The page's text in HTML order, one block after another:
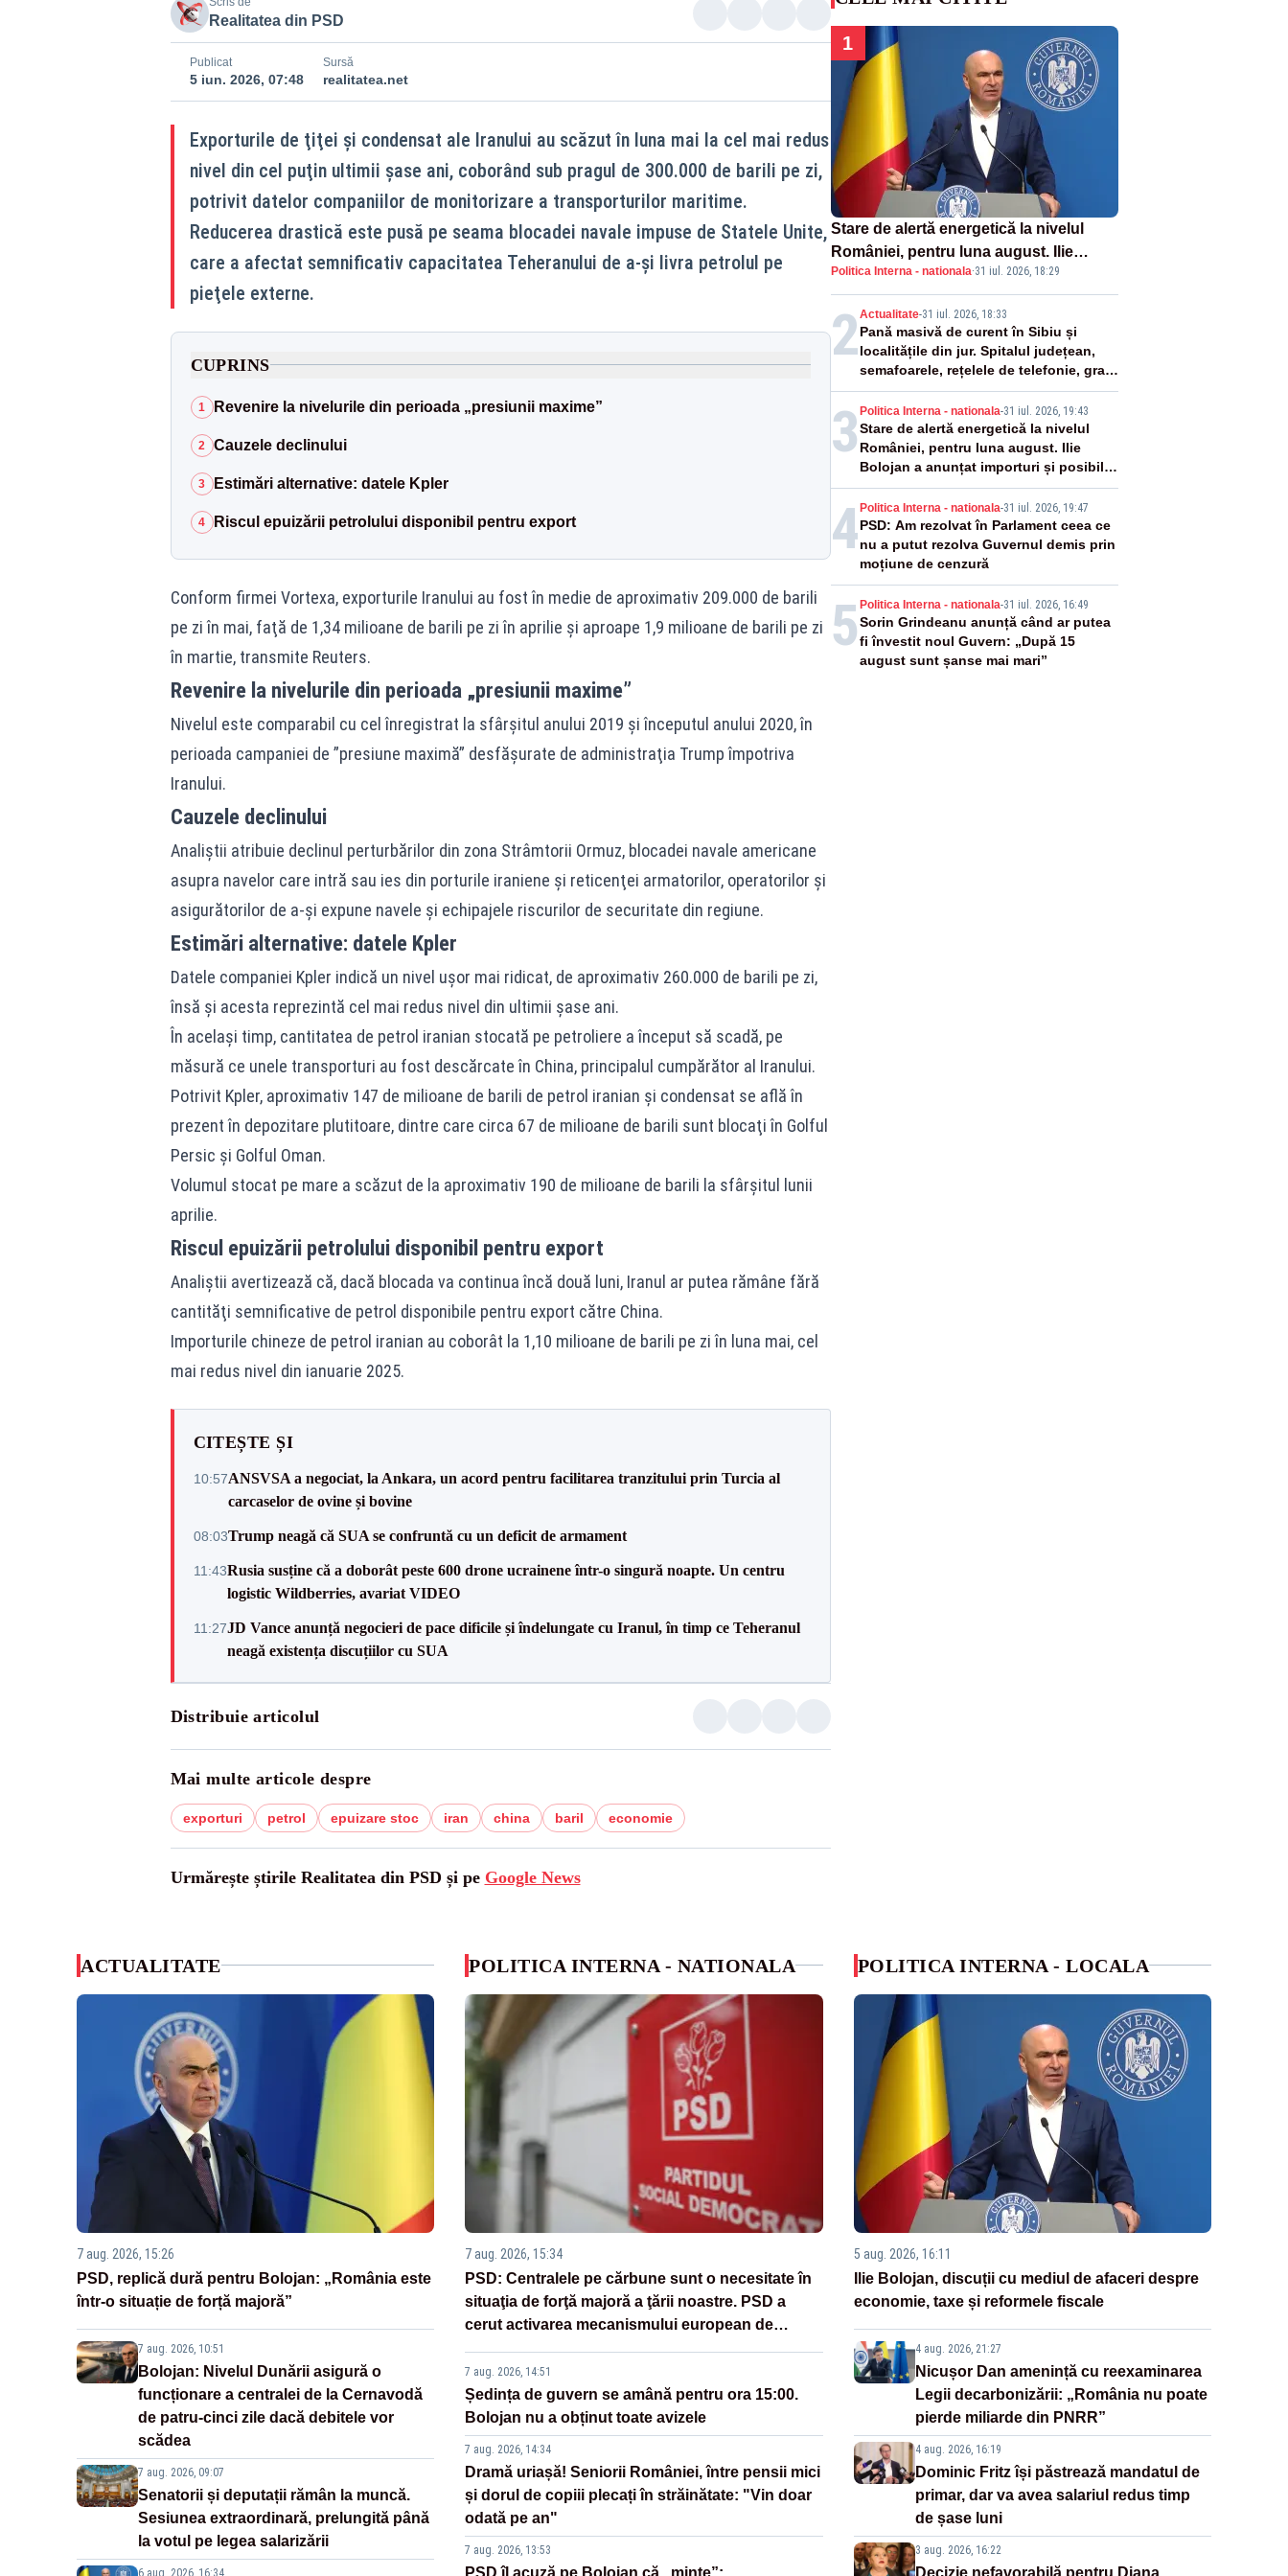
Realitatea din PSD
Publicat
5 iun. 2026, 07:48
Sursă
realitatea.net
Exporturile de ţiţei şi condensat ale Iranului au scăzut în luna mai la cel mai redus
nivel din cel puţin ultimii şase ani, coborând sub pragul de 300.000 de barili pe zi,
potrivit datelor companiilor de monitorizare a transporturilor maritime.
Reducerea drastică este pusă pe seama blocadei navale impuse de Statele Unite,
care a afectat semnificativ capacitatea Teheranului de a-şi livra petrolul pe
pieţele externe.
CUPRINS
1 Revenire la nivelurile din perioada „presiunii maxime”
2 Cauzele declinului
3 Estimări alternative: datele Kpler
4 Riscul epuizării petrolului disponibil pentru export
Conform firmei Vortexa, exporturile Iranului au fost în medie de aproximativ 209.000 de barili
pe zi în mai, faţă de 1,34 milioane de barili pe zi în aprilie şi aproape 1,9 milioane de barili pe zi
în martie, transmite Reuters.
Revenire la nivelurile din perioada „presiunii maxime”
Nivelul este comparabil cu cel înregistrat la sfârşitul anului 2019 şi începutul anului 2020, în
perioada campaniei de ”presiune maximă” desfăşurate de administraţia Trump împotriva
Iranului.
Cauzele declinului
Analiştii atribuie declinul perturbărilor din zona Strâmtorii Ormuz, blocadei navale americane
asupra navelor care intră sau ies din porturile iraniene şi reticenţei armatorilor, operatorilor şi
asigurătorilor de a-şi expune navele şi echipajele riscurilor de securitate din regiune.
Estimări alternative: datele Kpler
Datele companiei Kpler indică un nivel uşor mai ridicat, de aproximativ 260.000 de barili pe zi,
însă şi acesta reprezintă cel mai redus nivel din ultimii şase ani.
În acelaşi timp, cantitatea de petrol iranian stocată pe petroliere a început să scadă, pe
măsură ce unele transporturi au fost descărcate în China, principalul cumpărător al Iranului.
Potrivit Kpler, aproximativ 147 de milioane de barili de petrol iranian şi condensat se află în
prezent în depozitare plutitoare, dintre care circa 67 de milioane de barili sunt blocaţi în Golful
Persic şi Golful Oman.
Volumul stocat pe mare a scăzut de la aproximativ 190 de milioane de barili la sfârşitul lunii
aprilie.
Riscul epuizării petrolului disponibil pentru export
Analiştii avertizează că, dacă blocada va continua încă două luni, Iranul ar putea rămâne fără
cantităţi semnificative de petrol disponibile pentru export către China.
Importurile chineze de petrol iranian au coborât la 1,10 milioane de barili pe zi în luna mai, cel
mai redus nivel din ianuarie 2025.
CITEȘTE ȘI
10:57ANSVSA a negociat, la Ankara, un acord pentru facilitarea tranzitului prin Turcia al
carcaselor de ovine și bovine
08:03Trump neagă că SUA se confruntă cu un deficit de armament
11:43Rusia susține că a doborât peste 600 drone ucrainene într-o singură noapte. Un centru
logistic Wildberries, avariat VIDEO
11:27JD Vance anunță negocieri de pace dificile și îndelungate cu Iranul, în timp ce Teheranul
neagă existența discuțiilor cu SUA
Distribuie articolul
Mai multe articole despre
exporturi petrol epuizare stoc iran china baril economie
Urmărește știrile Realitatea din PSD și pe Google News
1
Stare de alertă energetică la nivelul
României, pentru luna august. Ilie
Bolojan a anunțat importuri și posibile
restricții – VIDEO
Politica Interna - nationala·31 iul. 2026, 18:29
2Actualitate-31 iul. 2026, 18:33
Pană masivă de curent în Sibiu și
localitățile din jur. Spitalul județean,
semafoarele, rețelele de telefonie, grav
afectate
3 Politica Interna - nationala-31 iul. 2026, 19:43
Stare de alertă energetică la nivelul
României, pentru luna august. Ilie
Bolojan a anunțat importuri și posibile
restricții – VIDEO
4Politica Interna - nationala-31 iul. 2026, 19:47
PSD: Am rezolvat în Parlament ceea ce
nu a putut rezolva Guvernul demis prin
moțiune de cenzură
5 Politica Interna - nationala-31 iul. 2026, 16:49
Sorin Grindeanu anunță când ar putea
fi învestit noul Guvern: „După 15
august sunt șanse mai mari”
ACTUALITATE
7 aug. 2026, 15:26
PSD, replică dură pentru Bolojan: „România este
într-o situație de forță majoră”
7 aug. 2026, 10:51
Bolojan: Nivelul Dunării asigură o
funcționare a centralei de la Cernavodă
de patru-cinci zile dacă debitele vor
scădea
7 aug. 2026, 09:07
Senatorii și deputații rămân la muncă.
Sesiunea extraordinară, prelungită până
la votul pe legea salarizării
6 aug. 2026, 16:34
POLITICA INTERNA - NATIONALA
7 aug. 2026, 15:34
PSD: Centralele pe cărbune sunt o necesitate în
situaţia de forţă majoră a ţării noastre. PSD a
cerut activarea mecanismului european de
7 aug. 2026, 14:51
Ședința de guvern se amână pentru ora 15:00.
Bolojan nu a obținut toate avizele
7 aug. 2026, 14:34
Dramă uriașă! Seniorii României, între pensii mici
și dorul de copiii plecați în străinătate: "Vin doar
odată pe an"
7 aug. 2026, 13:53
PSD îl acuză pe Bolojan că „minte”:
POLITICA INTERNA - LOCALA
5 aug. 2026, 16:11
Ilie Bolojan, discuții cu mediul de afaceri despre
economie, taxe și reformele fiscale
4 aug. 2026, 21:27
Nicușor Dan amenință cu reexaminarea
Legii decarbonizării: „România nu poate
pierde miliarde din PNRR”
4 aug. 2026, 16:19
Dominic Fritz își păstrează mandatul de
primar, dar va avea salariul redus timp
de șase luni
3 aug. 2026, 16:22
Decizie nefavorabilă pentru Diana